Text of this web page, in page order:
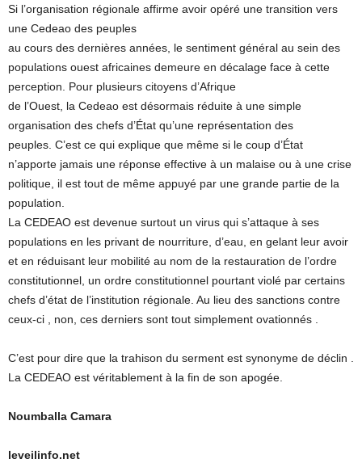
Si l’organisation régionale affirme avoir opéré une transition vers
une Cedeao des peuples
au cours des dernières années, le sentiment général au sein des
populations ouest africaines demeure en décalage face à cette
perception. Pour plusieurs citoyens d’Afrique
de l’Ouest, la Cedeao est désormais réduite à une simple
organisation des chefs d’État qu’une représentation des
peuples. C’est ce qui explique que même si le coup d’État
n’apporte jamais une réponse effective à un malaise ou à une crise
politique, il est tout de même appuyé par une grande partie de la
population.
La CEDEAO est devenue surtout un virus qui s’attaque à ses
populations en les privant de nourriture, d’eau, en gelant leur avoir
et en réduisant leur mobilité au nom de la restauration de l’ordre
constitutionnel, un ordre constitutionnel pourtant violé par certains
chefs d’état de l’institution régionale. Au lieu des sanctions contre
ceux-ci , non, ces derniers sont tout simplement ovationnés .
C’est pour dire que la trahison du serment est synonyme de déclin .
La CEDEAO est véritablement à la fin de son apogée.
Noumballa Camara
leveilinfo.net